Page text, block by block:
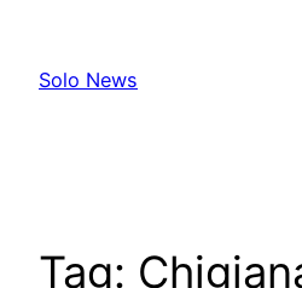
content
Solo News
Tag: